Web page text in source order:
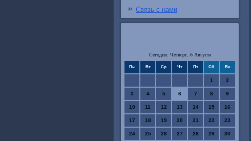
Связь с нами
Сегодня: Четверг, 6 Августа
Пн Вт Ср Чт Пт Сб Вс
1 2
3 4 5 6 7 8 9
10 11 12 13 14 15 16
17 18 19 20 21 22 23
24 25 26 27 28 29 30